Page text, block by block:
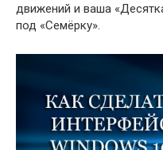
движений и ваша
под «Семёрку».